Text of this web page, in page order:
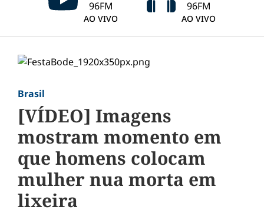
AO VIVO AO VIVO
Brasil
[VÍDEO] Imagens
mostram momento em
que homens colocam
mulher nua morta em
lixeira